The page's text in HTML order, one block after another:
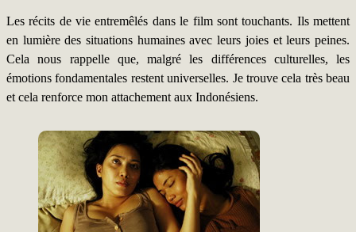
Les récits de vie entremêlés dans le film sont touchants. Ils mettent
en lumière des situations humaines avec leurs joies et leurs peines.
Cela nous rappelle que, malgré les différences culturelles, les
émotions fondamentales restent universelles. Je trouve cela très beau
et cela renforce mon attachement aux Indonésiens.